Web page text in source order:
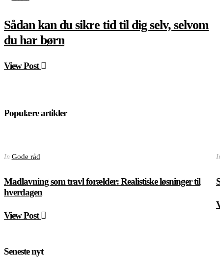
Sådan kan du sikre tid til dig selv, selvom
du har børn
View Post
Populære artikler
In Gode råd
Madlavning som travl forælder: Realistiske løsninger til
hverdagen
View Post
Seneste nyt